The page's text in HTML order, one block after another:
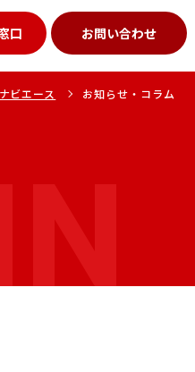
口 お問い合わせ
ナビエース お知らせ・コラム